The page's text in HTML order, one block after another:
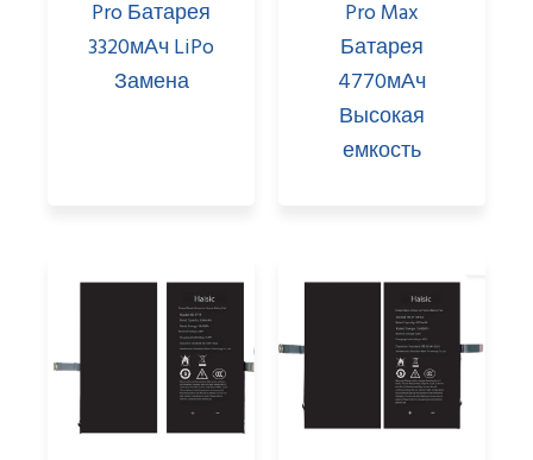
Pro Батарея
3320мАч LiPo
Замена
Pro Max
Батарея
4770мАч
Высокая
емкость